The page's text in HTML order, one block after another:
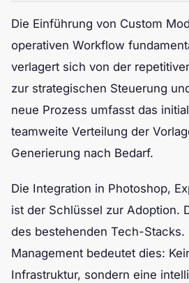
Die Einführung von Custom
operativen Workflow
verlagert sich von der
zur strategischen Steuerung
neue Prozess umfasst das
teamweite Verteilung der
Generierung nach Bedarf.
Die Integration in Photoshop,
ist der Schlüssel zur Adoption.
des bestehenden Tech-Stacks.
Management bedeutet dies:
Infrastruktur, sondern eine